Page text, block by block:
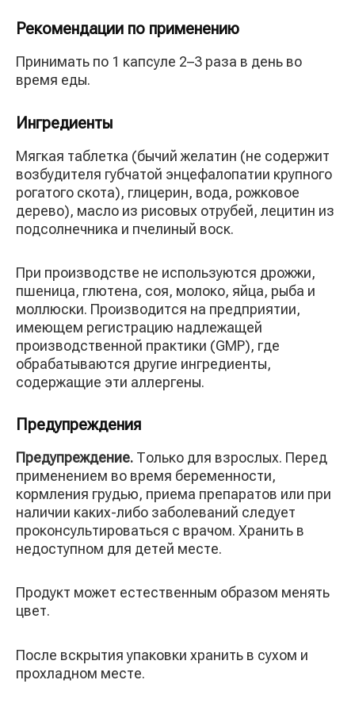
Рекомендации по применению
Принимать по 1 капсуле 2–3 раза в день во
время еды.
Ингредиенты
Мягкая таблетка (бычий желатин (не содержит
возбудителя губчатой энцефалопатии крупного
рогатого скота), глицерин, вода, рожковое
дерево), масло из рисовых отрубей, лецитин из
подсолнечника и пчелиный воск.
При производстве не используются дрожжи,
пшеница, глютена, соя, молоко, яйца, рыба и
моллюски. Производится на предприятии,
имеющем регистрацию надлежащей
производственной практики (GMP), где
обрабатываются другие ингредиенты,
содержащие эти аллергены.
Предупреждения
Предупреждение. Только для взрослых. Перед
применением во время беременности,
кормления грудью, приема препаратов или при
наличии каких-либо заболеваний следует
проконсультироваться с врачом. Хранить в
недоступном для детей месте.
Продукт может естественным образом менять
цвет.
После вскрытия упаковки хранить в сухом и
прохладном месте.